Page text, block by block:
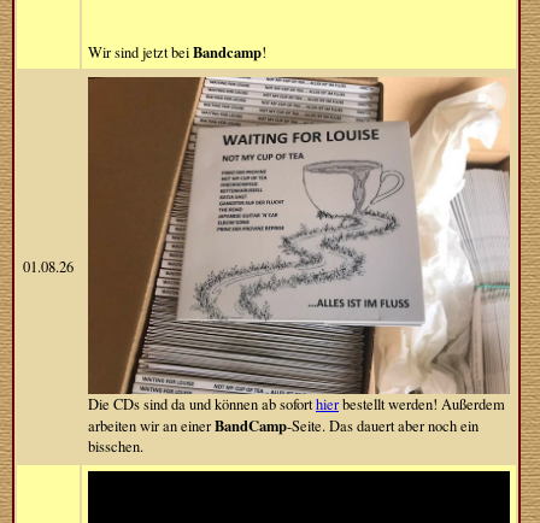
Wir sind jetzt beiBandcamp!
01.08.26
Die CDs sind da und können ab soforthierbestellt werden! Außerdem
arbeiten wir an einerBandCamp-Seite. Das dauert aber noch ein
bisschen.